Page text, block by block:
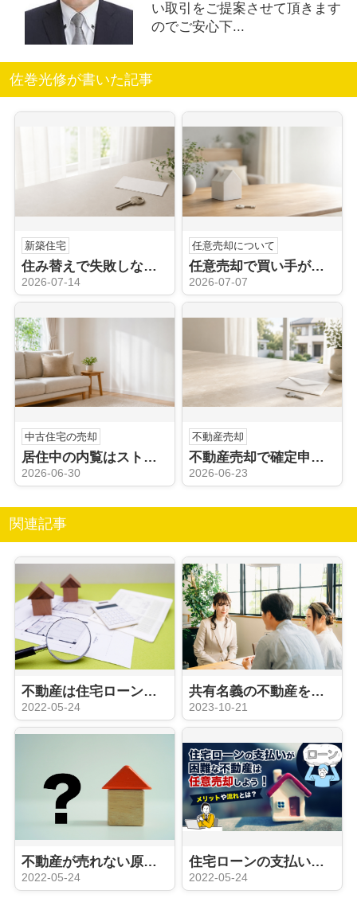
い取引をご提案させて頂きます
のでご安心下...
佐巻光修が書いた記事
新築住宅
住み替えで失敗しないためには？価格や時期の注意点についても解説
2026-07-14
任意売却について
任意売却で買い手がつかない理由は？競売のリスクや価格見直しも解説
2026-07-07
中古住宅の売却
居住中の内覧はストレスになる？売却時の負担を減らす工夫も解説
2026-06-30
不動産売却
不動産売却で確定申告は不要？申告が必要なケースや注意点も解説
2026-06-23
関連記事
不動産は住宅ローンが残っていても売却できる？気になる売却費用をご紹介
2022-05-24
共有名義の不動産を売却する際のポイントは？注意点について解説！
2023-10-21
不動産が売れない原因とは？売れるためのポイントもご紹介
2022-05-24
住宅ローンの支払いが困難な不動産は任意売却しよう！メリットや流れとは？
2022-05-24